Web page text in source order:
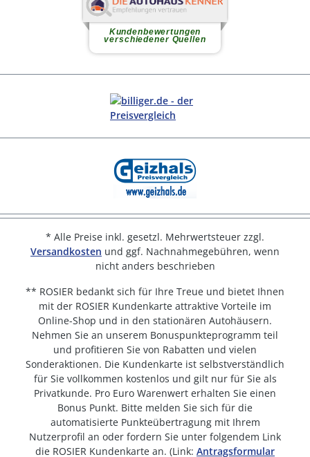
* Alle Preise inkl. gesetzl. Mehrwertsteuer zzgl.
Versandkosten und ggf. Nachnahmegebühren, wenn
nicht anders beschrieben
** ROSIER bedankt sich für Ihre Treue und bietet Ihnen
mit der ROSIER Kundenkarte attraktive Vorteile im
Online-Shop und in den stationären Autohäusern.
Nehmen Sie an unserem Bonuspunkteprogramm teil
und profitieren Sie von Rabatten und vielen
Sonderaktionen. Die Kundenkarte ist selbstverständlich
für Sie vollkommen kostenlos und gilt nur für Sie als
Privatkunde. Pro Euro Warenwert erhalten Sie einen
Bonus Punkt. Bitte melden Sie sich für die
automatisierte Punkteübertragung mit Ihrem
Nutzerprofil an oder fordern Sie unter folgendem Link
die ROSIER Kundenkarte an. (Link: Antragsformular